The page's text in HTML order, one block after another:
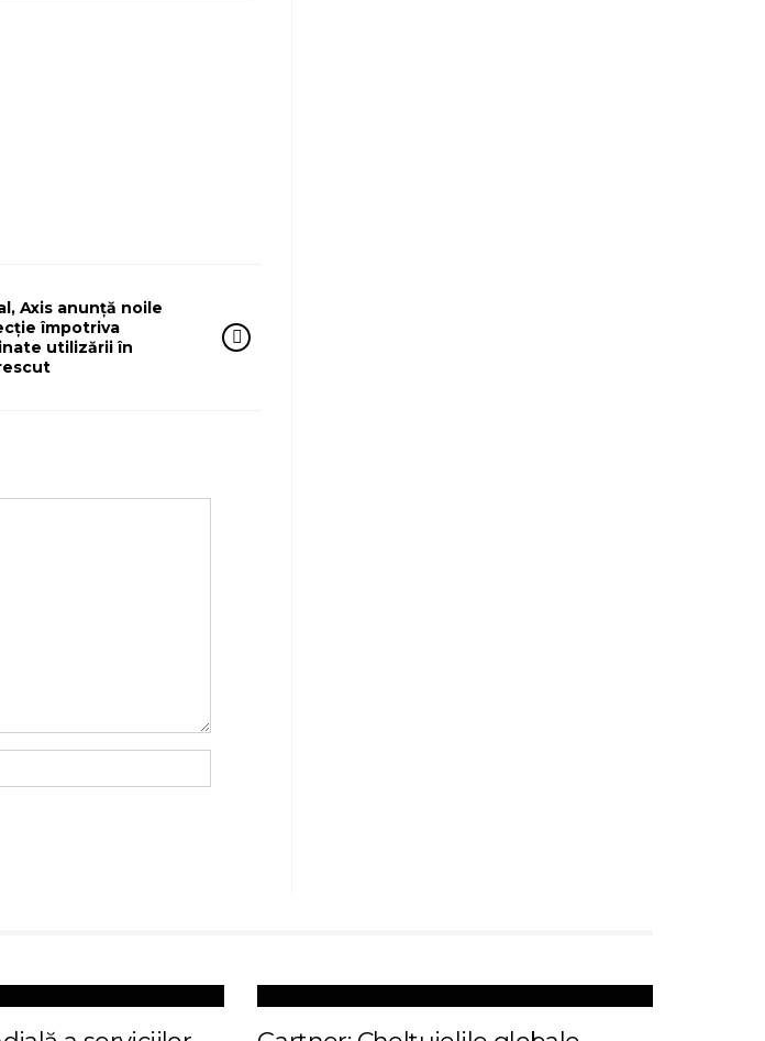
Axis anunță noile
împotriva
utilizării în